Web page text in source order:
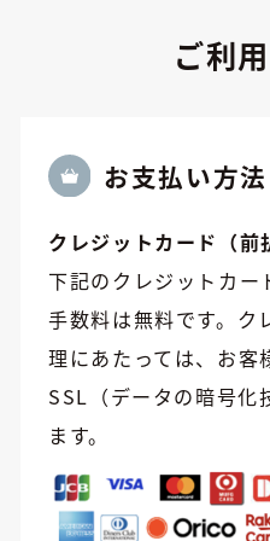
ご利
お⽀払い方法
クレジットカード（前
下記のクレジットカー
手数料は無料です。ク
理にあたっては、お客
SSL（データの暗号化
ます。